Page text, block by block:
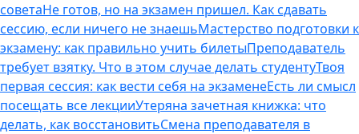
советаНе готов, но на экзамен пришел. Как сдавать
сессию, если ничего не знаешьМастерство подготовки к
экзамену: как правильно учить билетыПреподаватель
требует взятку. Что в этом случае делать студентуТвоя
первая сессия: как вести себя на экзаменеЕсть ли смысл
посещать все лекцииУтеряна зачетная книжка: что
делать, как восстановитьСмена преподавателя в